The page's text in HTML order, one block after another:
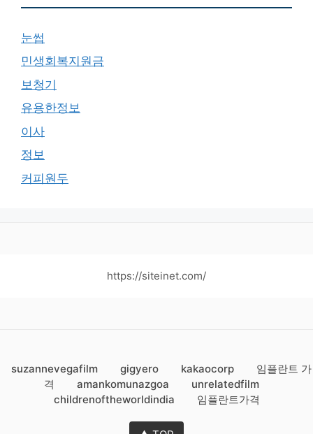
눈썹
민생회복지원금
보청기
유용한정보
이사
정보
커피원두
https://siteinet.com/
suzannevegafilm gigyero kakaocorp
임플란트 가
격
amankomunazgoa
unrelatedfilm
childrenoftheworldindia
임플란트가격